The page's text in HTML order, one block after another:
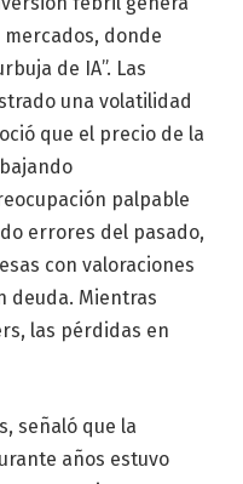
donde
de IA”. Las
una volatilidad
que el precio de la
palpable
errores del pasado,
con valoraciones
deuda. Mientras
las pérdidas en
señaló que la
años estuvo